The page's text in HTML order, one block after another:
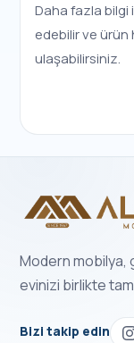
Daha fazla
edebilir ve ürün
ulaşabilirsiniz.
Modern mobilya,
evinizi birlikte
Bizi takip edin